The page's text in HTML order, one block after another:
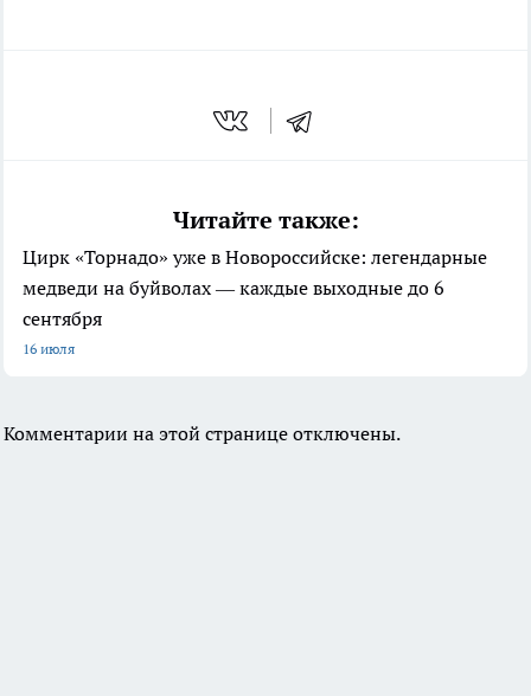
Читайте также:
Цирк «Торнадо» уже в Новороссийске: легендарные
медведи на буйволах — каждые выходные до 6
сентября
16 июля
Комментарии на этой странице отключены.